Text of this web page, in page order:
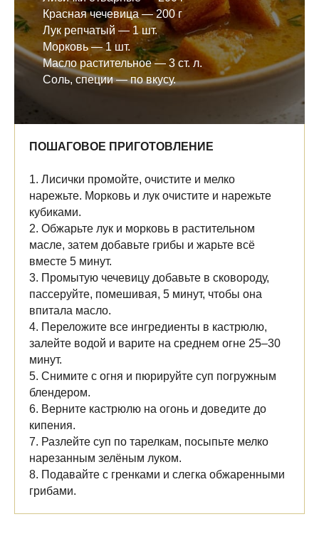
Красная чечевица — 200 г
Лук репчатый — 1 шт.
Морковь — 1 шт.
Масло растительное — 3 ст. л.
Соль, специи — по вкусу.
ПОШАГОВОЕ ПРИГОТОВЛЕНИЕ
1. Лисички промойте, очистите и мелко
нарежьте. Морковь и лук очистите и нарежьте
кубиками.
2. Обжарьте лук и морковь в растительном
масле, затем добавьте грибы и жарьте всё
вместе 5 минут.
3. Промытую чечевицу добавьте в сковороду,
пассеруйте, помешивая, 5 минут, чтобы она
впитала масло.
4. Переложите все ингредиенты в кастрюлю,
залейте водой и варите на среднем огне 25–30
минут.
5. Снимите с огня и пюрируйте суп погружным
блендером.
6. Верните кастрюлю на огонь и доведите до
кипения.
7. Разлейте суп по тарелкам, посыпьте мелко
нарезанным зелёным луком.
8. Подавайте с гренками и слегка обжаренными
грибами.